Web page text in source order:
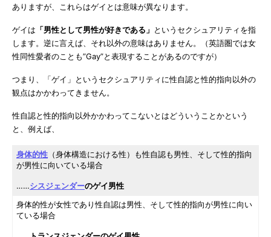
ありますが、これらはゲイとは意味が異なります。
ゲイは 「男性として男性が好きである」 というセクシュアリティを指
します。逆に言えば、それ以外の意味はありません。（英語圏では女
性同性愛者のことも”Gay”と表現することがあるのですが）
つまり、「ゲイ」というセクシュアリティに性自認と性的指向以外の
観点はかかわってきません。
性自認と性的指向以外かかわってこないとはどういうことかという
と、例えば、
身体的性 （身体構造における性）も性自認も男性、そして性的指向
が男性に向いている場合
……シスジェンダーのゲイ男性
身体的性が女性であり性自認は男性、そして性的指向が男性に向い
ている場合